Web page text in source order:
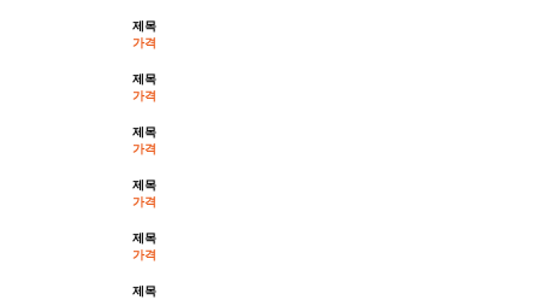
제목
가격
제목
가격
제목
가격
제목
가격
제목
가격
제목